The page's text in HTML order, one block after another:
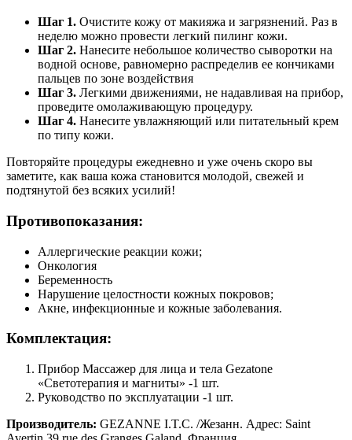
Шаг 1. Очистите кожу от макияжа и загрязнений. Раз в
неделю можно провести легкий пилинг кожи.
Шаг 2. Нанесите небольшое количество сыворотки на
водной основе, равномерно распределив ее кончиками
пальцев по зоне воздействия
Шаг 3. Легкими движениями, не надавливая на прибор,
проведите омолаживающую процедуру.
Шаг 4. Нанесите увлажняющий или питательный крем
по типу кожи.
Повторяйте процедуры ежедневно и уже очень скоро вы
заметите, как ваша кожа становится молодой, свежей и
подтянутой без всяких усилий!
Противопоказания:
Аллергические реакции кожи;
Онкология
Беременность
Нарушение целостности кожных покровов;
Акне, инфекционные и кожные заболевания.
Комплектация:
Прибор Массажер для лица и тела Gezatone
«Светотерапия и магниты» -1 шт.
Руководство по эксплуатации -1 шт.
Производитель: GEZANNE I.T.C. /Жезанн. Адрес: Saint